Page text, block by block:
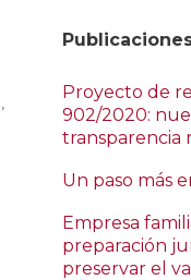
,
Proyecto de
902/2020:
transparencia
Un paso más
Empresa
preparación
preservar el